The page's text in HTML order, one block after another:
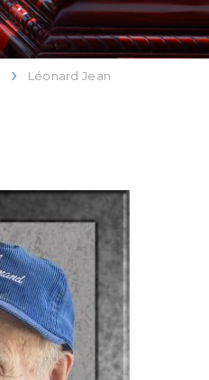
Léonard Jean